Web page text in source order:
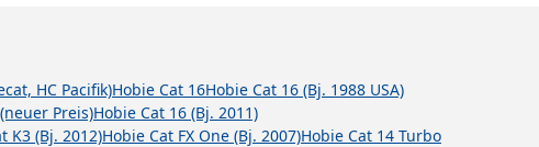
HC Pacifik)Hobie Cat 16Hobie Cat 16 (Bj. 1988 USA)
Preis)Hobie Cat 16 (Bj. 2011)
K3 (Bj. 2012)Hobie Cat FX One (Bj. 2007)Hobie Cat 14 Turbo